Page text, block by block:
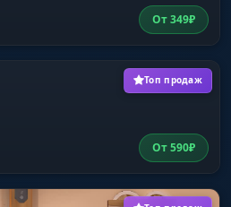
От349₽
Топ продаж
От590₽